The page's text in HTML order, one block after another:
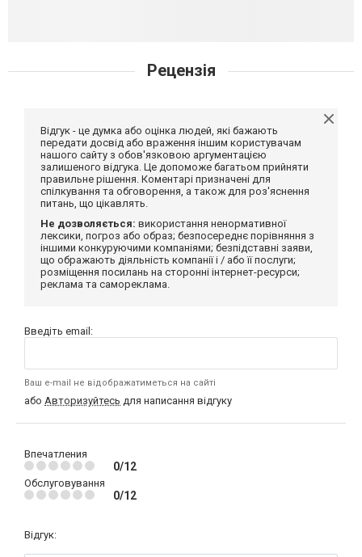
Рецензія
Відгук - це думка або оцінка людей, які бажають
передати досвід або враження іншим користувачам
нашого сайту з обов'язковою аргументацією
залишеного відгука. Це допоможе багатьом прийняти
правильне рішення. Коментарі призначені для
спілкування та обговорення, а також для роз'яснення
питань, що цікавлять.
Не дозволяється: використання ненормативної
лексики, погроз або образ; безпосереднє порівняння з
іншими конкуруючими компаніями; безпідставні заяви,
що ображають діяльність компанії і / або її послуги;
розміщення посилань на сторонні інтернет-ресурси;
реклама та самореклама.
Введіть email:
Ваш e-mail не відображатиметься на сайті
або Авторизуйтесь для написання відгуку
Впечатления
0/12
Обслуговування
0/12
Відгук: